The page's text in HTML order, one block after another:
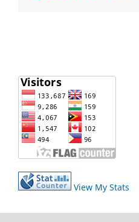
View My Stats